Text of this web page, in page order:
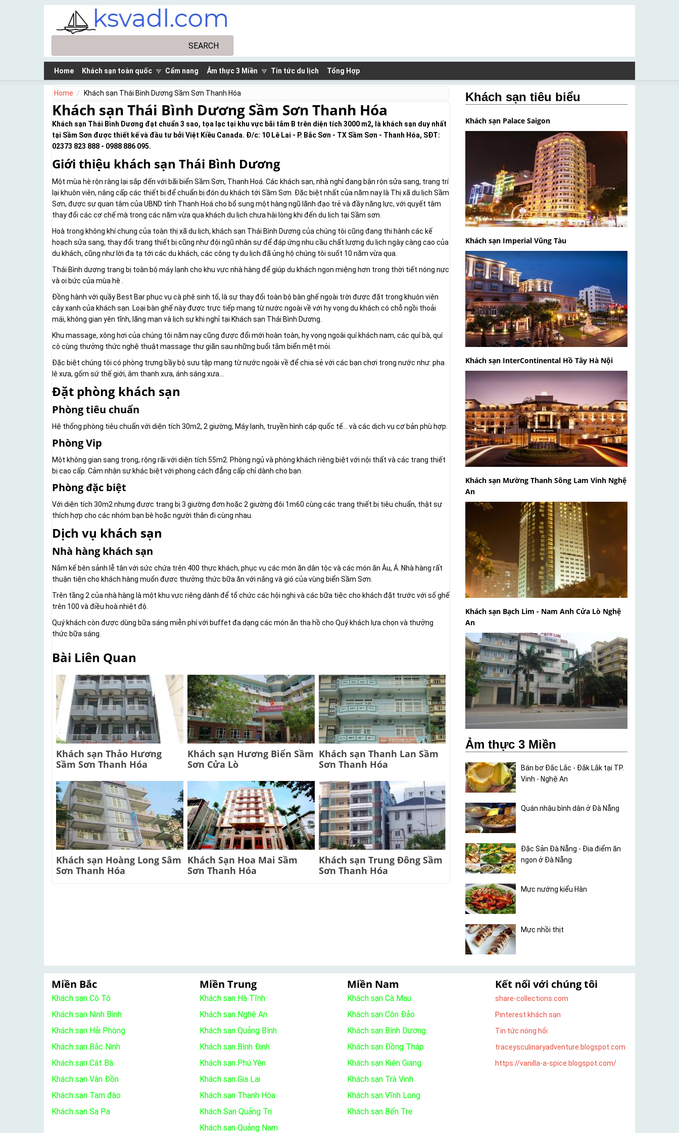
Skip to main content
Home Khách sạn toàn quốc Cẩm nang Ảm thực 3 Miền Tin tức du lịch Tổng Hợp
Home Khách sạn Thái Bình Dương Sầm Sơn Thanh Hóa
Khách sạn Thái Bình Dương Sầm Sơn Thanh Hóa
Khách sạn Thái Bình Dương đạt chuẩn 3 sao, tọa lạc tại khu vực bãi tắm B trên diện tích 3000 m2, là khách sạn duy nhất
tại Sầm Sơn được thiết kế và đầu tư bởi Việt Kiều Canada. Đ/c: 10 Lê Lai - P. Bắc Sơn - TX Sầm Sơn - Thanh Hóa, SĐT:
02373 823 888 - 0988 886 095.
Giới thiệu khách sạn Thái Bình Dương
Một mùa hè rộn ràng lại sắp đến với bãi biển Sầm Sơn, Thanh Hoá. Các khách sạn, nhà nghỉ đang bận rộn sửa sang, trang trí
lại khuôn viên, nâng cấp các thiết bị để chuẩn bị đón du khách tới Sầm Sơn. Đặc biệt nhất của năm nay là Thị xã du lịch Sầm
Sơn, được sự quan tâm của UBND tỉnh Thanh Hoá cho bổ sung một hàng ngũ lãnh đạo trẻ và đầy năng lực, với quyết tâm
thay đổi các cơ chế mà trong các năm vừa qua khách du lịch chưa hài lòng khi đến du lịch tại Sầm sơn.
Hoà trong không khí chung của toàn thị xã du lịch, khách sạn Thái Bình Dương của chúng tôi cũng đang thi hành các kế
hoạch sửa sang, thay đổi trang thiết bị cũng như đội ngũ nhân sự để đáp ứng nhu cầu chất lượng du lịch ngày càng cao của
du khách, cũng như lời đa tạ tới các du khách, các công ty du lịch đã ủng hộ chúng tôi suốt 10 năm vừa qua.
Thái Bình dương trang bị toàn bộ máy lạnh cho khu vực nhà hàng để giúp du khách ngon miệng hơn trong thời tiết nóng nực
và oi bức của mùa hè .
Đồng hành với quầy Best Bar phục vụ cà phê sinh tố, là sự thay đổi toàn bộ bàn ghế ngoài trời được đặt trong khuôn viên
cây xanh của khách sạn. Loại bàn ghế này được trực tiếp mang từ nước ngoài về với hy vọng du khách có chỗ ngồi thoải
mái, không gian yên tĩnh, lãng mạn và lịch sự khi nghỉ tại Khách sạn Thái Bình Dương.
Khu massage, xông hơi của chúng tôi năm nay cũng được đổi mới hoàn toàn, hy vọng ngoài quí khách nam, các quí bà, quí
cô cùng thưởng thức nghệ thuật massage thư giãn sau những buổi tắm biển mệt mỏi.
Đặc biệt chúng tôi có phòng trưng bầy bộ sưu tập mang từ nước ngoài về để chia sẻ với các bạn chơi trong nước như: pha
lê xưa, gốm sứ thế giới, âm thanh xưa, ánh sáng xưa…
Đặt phòng khách sạn
Phòng tiêu chuẩn
Hệ thống phòng tiêu chuẩn với diện tích 30m2, 2 giường, Máy lạnh, truyền hình cáp quốc tế... và các dịch vụ cơ bản phù hợp.
Phòng Vip
Một không gian sang trọng, rộng rãi với diện tích 55m2. Phòng ngủ và phòng khách riêng biệt với nội thất và các trang thiết
bị cao cấp. Cảm nhận sự khác biệt với phong cách đẳng cấp chỉ dành cho bạn.
Phòng đặc biệt
Với diện tích 30m2 nhưng được trang bị 3 giường đơn hoặc 2 giường đôi 1m60 cùng các trang thiết bị tiêu chuẩn, thật sự
thích hợp cho các nhóm bạn bè hoặc người thân đi cùng nhau.
Dịch vụ khách sạn
Nhà hàng khách sạn
Nằm kế bên sảnh lễ tân với sức chứa trên 400 thực khách, phục vụ các món ăn dân tộc và các món ăn Âu, Á. Nhà hàng rất
thuận tiện cho khách hàng muốn đựơc thưởng thức bữa ăn với nắng và gió của vùng biển Sầm Sơn.
Trên tầng 2 của nhà hàng là một khu vực riêng dành để tổ chức các hội nghị và các bữa tiệc cho khách đặt trước với số ghế
trên 100 và điều hoà nhiệt độ.
Quý khách còn được dùng bữa sáng miễn phí với buffet đa dạng các món ăn tha hồ cho Quý khách lựa chọn và thưởng
thức bữa sáng.
Bài Liên Quan
Khách sạn Thảo Hương
Sầm Sơn Thanh Hóa
Khách sạn Hương Biển Sầm
Sơn Cửa Lò
Khách sạn Thanh Lan Sầm
Sơn Thanh Hóa
Khách sạn Hoàng Long Sâm
Sơn Thanh Hóa
Khách Sạn Hoa Mai Sầm
Sơn Thanh Hóa
Khách sạn Trung Đông Sầm
Sơn Thanh Hóa
Khách sạn tiêu biểu
Khách sạn Palace Saigon
Khách sạn Imperial Vũng Tàu
Khách sạn InterContinental Hồ Tây Hà Nội
Khách sạn Mường Thanh Sông Lam Vinh Nghệ
An
Khách sạn Bạch Lim - Nam Anh Cửa Lò Nghệ
An
Ảm thực 3 Miền
Bán bơ Đắc Lắc - Đắk Lắk tại TP.
Vinh - Nghệ An
Quán nhậu bình dân ở Đà Nẵng
Đặc Sản Đà Nẵng - Địa điểm ăn
ngon ở Đà Nẵng
Mực nướng kiểu Hàn
Mực nhồi thịt
Miền Bắc
Khách sạn Cô Tô
Khách sạn Ninh Bình
Khách sạn Hải Phòng
Khách sạn Bắc Ninh
Khách sạn Cát Bà
Khách sạn Vân Đồn
Khách sạn Tam đào
Khách sạn Sa Pa
Miền Trung
Khách sạn Hà Tĩnh
Khách sạn Nghệ An
Khách sạn Quảng Bình
Khách sạn Bình Định
Khách sạn Phú Yên
Khách sạn Gia Lai
Khách sạn Thanh Hóa
Khách Sạn Quảng Trị
Khách sạn Quảng Nam
Miền Nam
Khách sạn Cà Mau
Khách sạn Côn Đảo
Khách sạn Bình Dương
Khách sạn Đồng Tháp
Khách sạn Kiên Giang
Khách sạn Trà Vinh
Khách sạn Vĩnh Long
Khách sạn Bến Tre
Kết nối với chúng tôi
share-collections.com
Pinterest khách sạn
Tin tức nóng hổi
traceysculinaryadventure.blogspot.com
https://vanilla-a-spice.blogspot.com/